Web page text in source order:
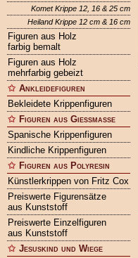
Komet Krippe 12, 16 & 25 cm
Heiland Krippe 12 cm & 16 cm
Figuren aus Holz
farbig bemalt
Figuren aus Holz
mehrfarbig gebeizt
Ankleidefiguren
Bekleidete Krippenfiguren
Figuren aus Gießmasse
Spanische Krippenfiguren
Kindliche Krippenfiguren
Figuren aus Polyresin
Künstlerkrippen von Fritz Cox
Preiswerte Figurensätze
aus Kunststoff
Preiswerte Einzelfiguren
aus Kunststoff
Jesuskind und Wiege